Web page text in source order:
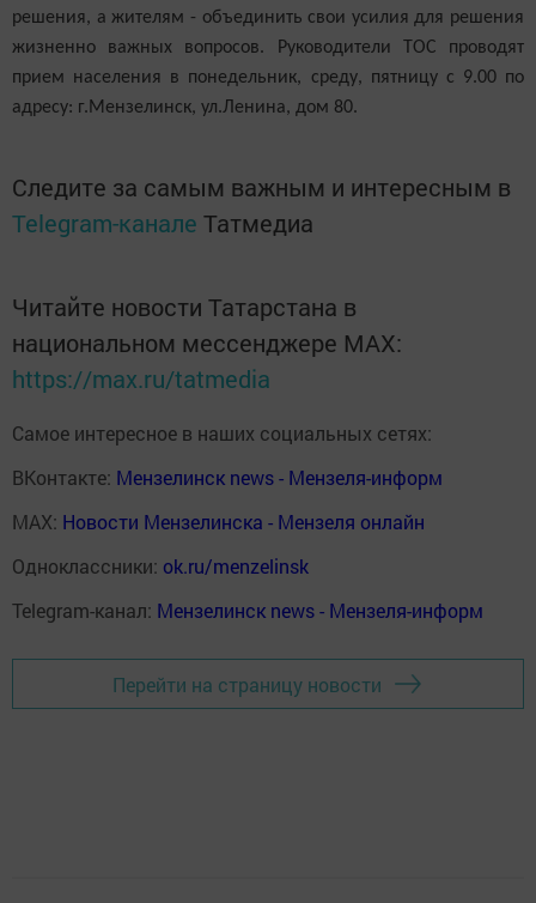
решения, а жителям - объединить свои усилия для решения
жизненно важных вопросов. Руководители ТОС проводят
прием населения в понедельник, среду, пятницу с 9.00 по
адресу: г.Мензелинск, ул.Ленина, дом 80.
Следите за самым важным и интересным в
Telegram-канале Татмедиа
Читайте новости Татарстана в
национальном мессенджере MАХ:
https://max.ru/tatmedia
Самое интересное в наших социальных сетях:
ВКонтакте: Мензелинск news - Мензеля-информ
MAX: Новости Мензелинска - Мензеля онлайн
Одноклассники: ok.ru/menzelinsk
Telegram-канал: Мензелинск news - Мензеля-информ
Перейти на страницу новости